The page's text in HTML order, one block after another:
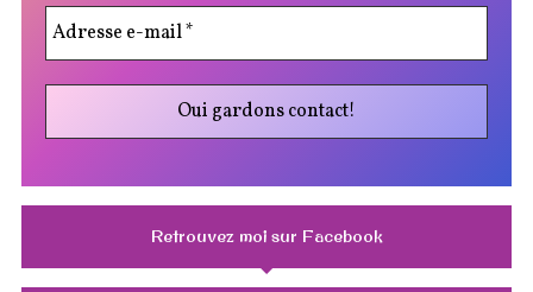
Retrouvez moi sur Facebook